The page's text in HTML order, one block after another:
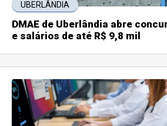
UBERLÂNDIA
DMAE de Uberlândia abre
e salários de até R$ 9,8 mil